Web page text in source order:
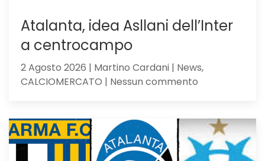
Atalanta, idea Asllani dell’Inter
a centrocampo
2 Agosto 2026 | Martino Cardani | News,
CALCIOMERCATO | Nessun commento
Asllani
dell’Inter
a